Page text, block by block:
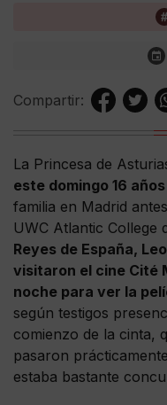
Compartir:
La Princesa de
este domingo 16 años
familia en Madrid
UWC Atlantic College
Reyes de España,
visitaron el cine Cité
noche para ver la
según testigos
comienzo de la cinta,
pasaron
estaba bastante